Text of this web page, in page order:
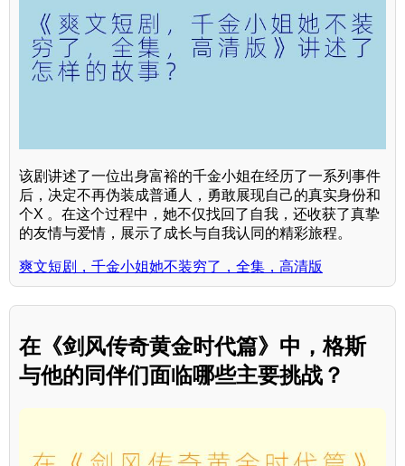
该剧讲述了一位出身富裕的千金小姐在经历了一系列事件
后，决定不再伪装成普通人，勇敢展现自己的真实身份和
个X 。在这个过程中，她不仅找回了自我，还收获了真挚
的友情与爱情，展示了成长与自我认同的精彩旅程。
爽文短剧，千金小姐她不装穷了，全集，高清版
在《剑风传奇黄金时代篇》中，格斯
与他的同伴们面临哪些主要挑战？